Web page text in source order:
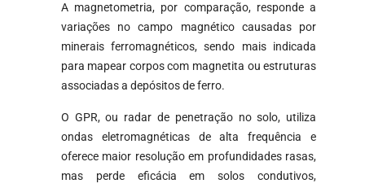
A magnetometria, por comparação, responde a
variações no campo magnético causadas por
minerais ferromagnéticos, sendo mais indicada
para mapear corpos com magnetita ou estruturas
associadas a depósitos de ferro.
O GPR, ou radar de penetração no solo, utiliza
ondas eletromagnéticas de alta frequência e
oferece maior resolução em profundidades rasas,
mas perde eficácia em solos condutivos,